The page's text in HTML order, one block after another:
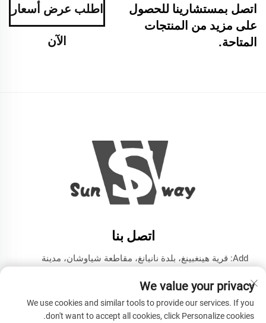
اتصل بمستشارينا للحصول
على مزيد من المنتجات
المتاحة.
اطلب عرض أسعار
الآن
اتصل بنا
Add: قرية هينغبينغ، بلدة نانيانغ، مقاطعة شياوشان، مدينة
هاتف: +86-13606543282
البريد الإلكتروني:[email protected]
We value your privacy
We use cookies and similar tools to provide our services. If you
don't want to accept all cookies, click Personalize cookies.